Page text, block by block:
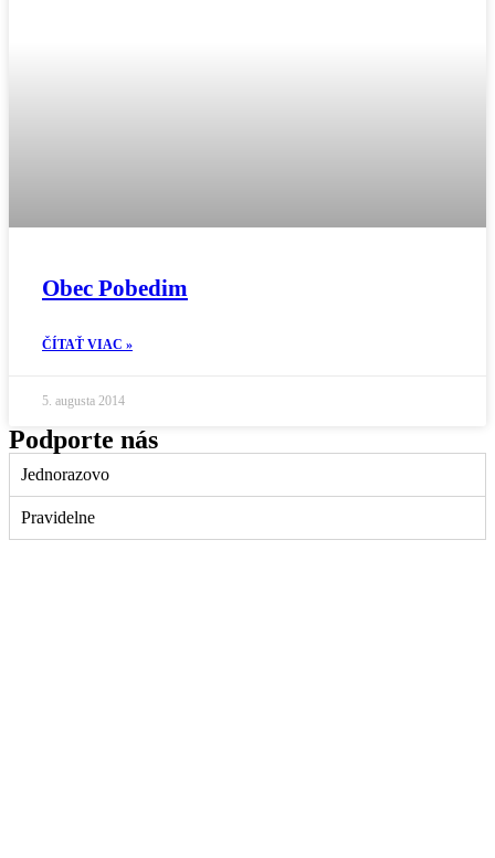
Obec Pobedim
ČÍTAŤ VIAC »
5. augusta 2014
Podporte nás
Jednorazovo
Pravidelne